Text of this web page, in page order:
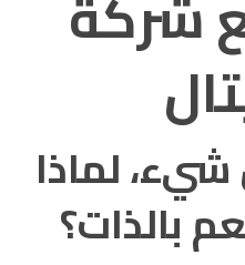
لماذا
بالذات؟